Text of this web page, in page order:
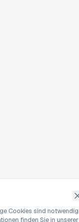
Cookies sind notwendig
finden Sie in unserer